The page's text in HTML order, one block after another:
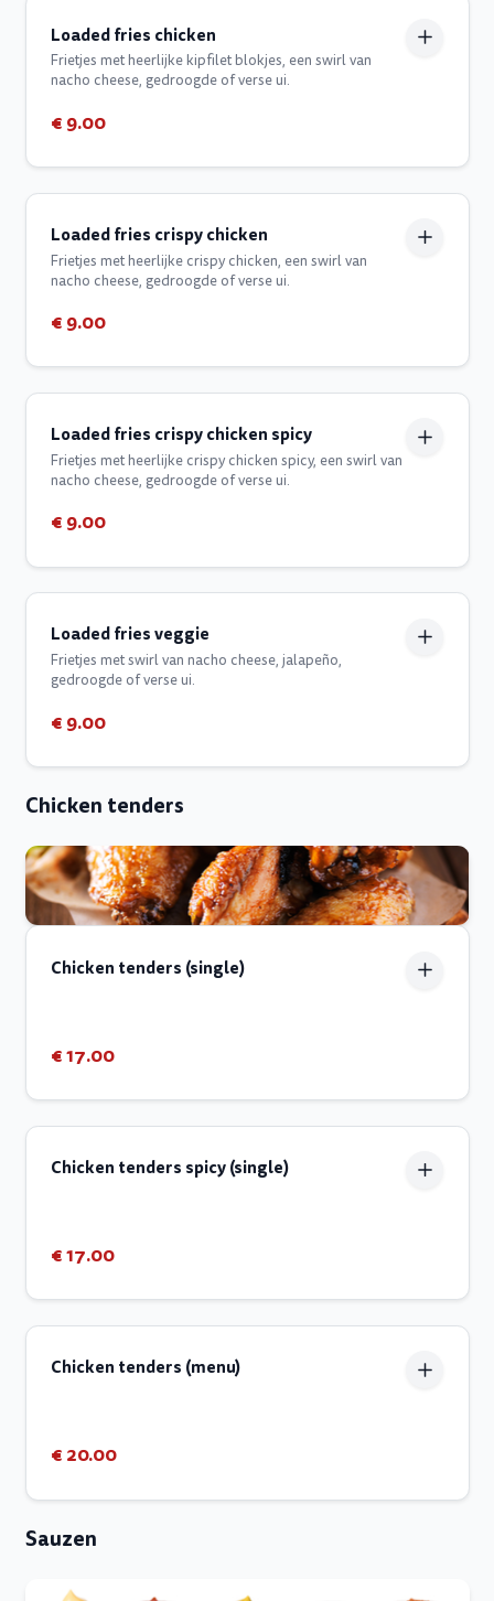
Loaded fries chicken
Frietjes met heerlijke kipfilet blokjes, een swirl van
nacho cheese, gedroogde of verse ui.
€ 9.00
Loaded fries crispy chicken
Frietjes met heerlijke crispy chicken, een swirl van
nacho cheese, gedroogde of verse ui.
€ 9.00
Loaded fries crispy chicken spicy
Frietjes met heerlijke crispy chicken spicy, een swirl van
nacho cheese, gedroogde of verse ui.
€ 9.00
Loaded fries veggie
Frietjes met swirl van nacho cheese, jalapeño,
gedroogde of verse ui.
€ 9.00
Chicken tenders
Chicken tenders (single)
€ 17.00
Chicken tenders spicy (single)
€ 17.00
Chicken tenders (menu)
€ 20.00
Sauzen